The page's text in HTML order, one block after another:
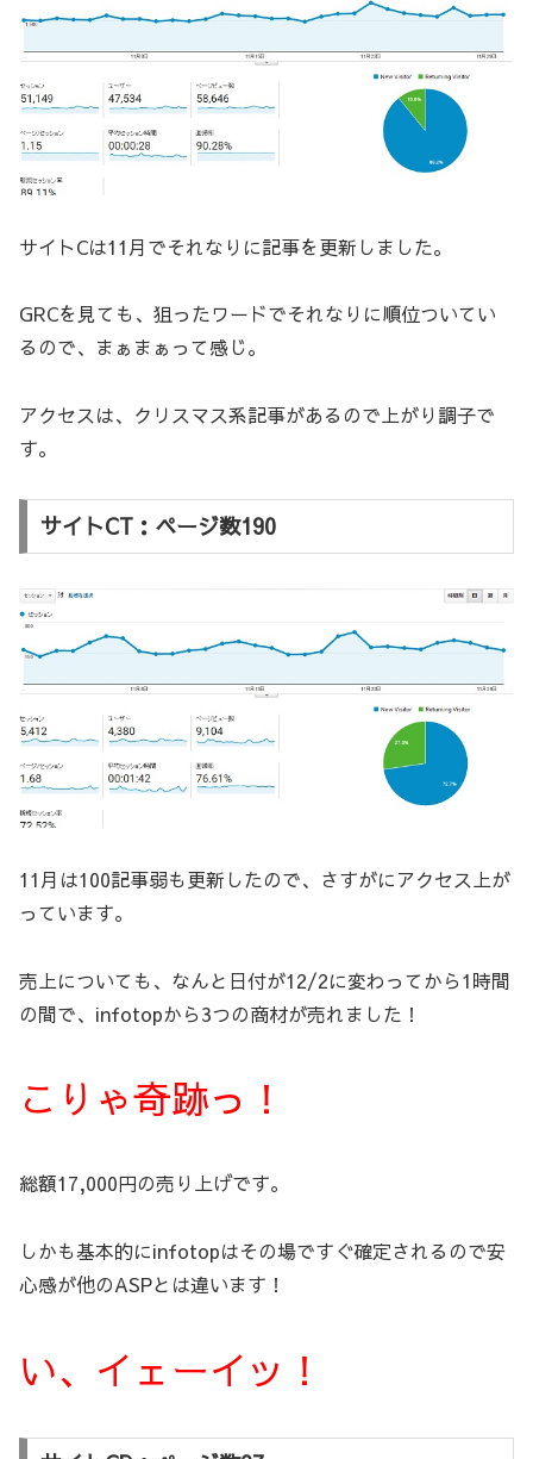
サイトCは11月でそれなりに記事を更新しました。
GRCを見ても、狙ったワードでそれなりに順位ついてい
るので、まぁまぁって感じ。
アクセスは、クリスマス系記事があるので上がり調子で
す。
サイトCT：ページ数190
11月は100記事弱も更新したので、さすがにアクセス上が
っています。
売上についても、なんと日付が12/2に変わってから1時間
の間で、infotopから3つの商材が売れました！
こりゃ奇跡っ！
総額17,000円の売り上げです。
しかも基本的にinfotopはその場ですぐ確定されるので安
心感が他のASPとは違います！
い、イェーイッ！